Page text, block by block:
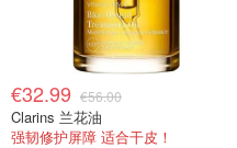
€32.99 €56.00
Clarins 兰花油
强韧修护屏障 适合干皮！